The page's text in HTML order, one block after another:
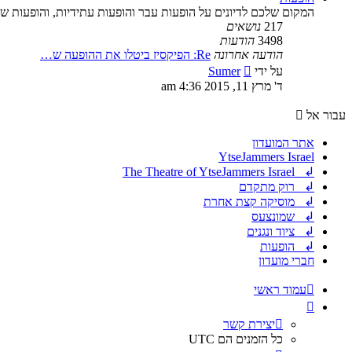
המקום שלכם לדיונים על הופעות עבר והופעות עתידיות, והופעות
217 נושאים
3498 הודעות
הודעה אחרונה Re: הפיקסיז ביטלו את ההופעה ש…
על ידי
Sumer
בהודעה
ד' מרץ 11, 2015 4:36 am
עבור אל
אתר המועדון
YtseJammers Israel
↲ The Theatre of YtseJammers Israel
↲ רוק מתקדם
↲ מוסיקה קצת אחרת
↲ שמונצעס
↲ ציוד ונגנים
↲ הופעות
חברי מועדון
עמוד ראשי
יצירת קשר
כל הזמנים הם UTC